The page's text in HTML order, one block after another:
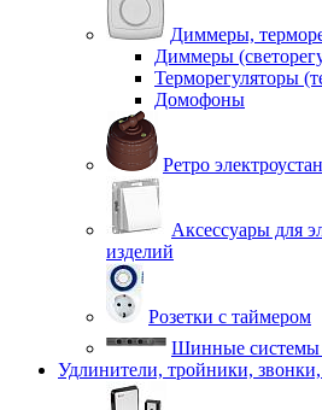
Диммеры,
Диммеры
Терморегуляторы
Домофоны
Ретро
Аксессуары для
изделий
Розетки с таймером
Шинные системы
Удлинители, тройники,